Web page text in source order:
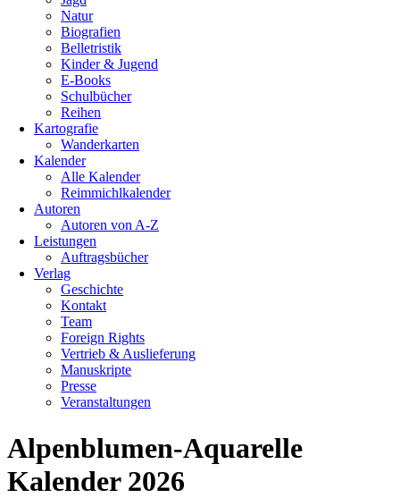
Natur
Biografien
Belletristik
Kinder & Jugend
E-Books
Schulbücher
Reihen
Kartografie
Wanderkarten
Kalender
Alle Kalender
Reimmichlkalender
Autoren
Autoren von A-Z
Leistungen
Auftragsbücher
Verlag
Geschichte
Kontakt
Team
Foreign Rights
Vertrieb & Auslieferung
Manuskripte
Presse
Veranstaltungen
Alpenblumen-Aquarelle
Kalender 2026